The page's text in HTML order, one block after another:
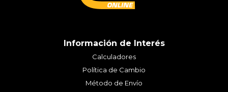
Información de Interés
Calculadores
Política de Cambio
Método de Envío